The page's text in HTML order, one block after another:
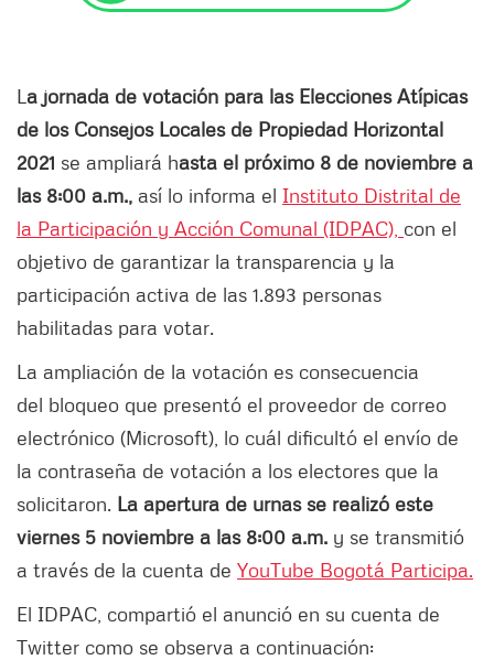
L a jornada de votación para las Elecciones Atípicas
de los Consejos Locales de Propiedad Horizontal
2021 se ampliará hasta el próximo 8 de noviembre a
las 8:00 a.m., así lo informa el Instituto Distrital de
la Participación y Acción Comunal (IDPAC), con el
objetivo de garantizar la transparencia y la
participación activa de las 1.893 personas
habilitadas para votar.
La ampliación de la votación es consecuencia
del bloqueo que presentó el proveedor de correo
electrónico (Microsoft), lo cuál dificultó el envío de
la contraseña de votación a los electores que la
solicitaron. La apertura de urnas se realizó este
viernes 5 noviembre a las 8:00 a.m. y se transmitió
a través de la cuenta de YouTube Bogotá Participa.
El IDPAC, compartió el anunció en su cuenta de
Twitter como se observa a continuación: